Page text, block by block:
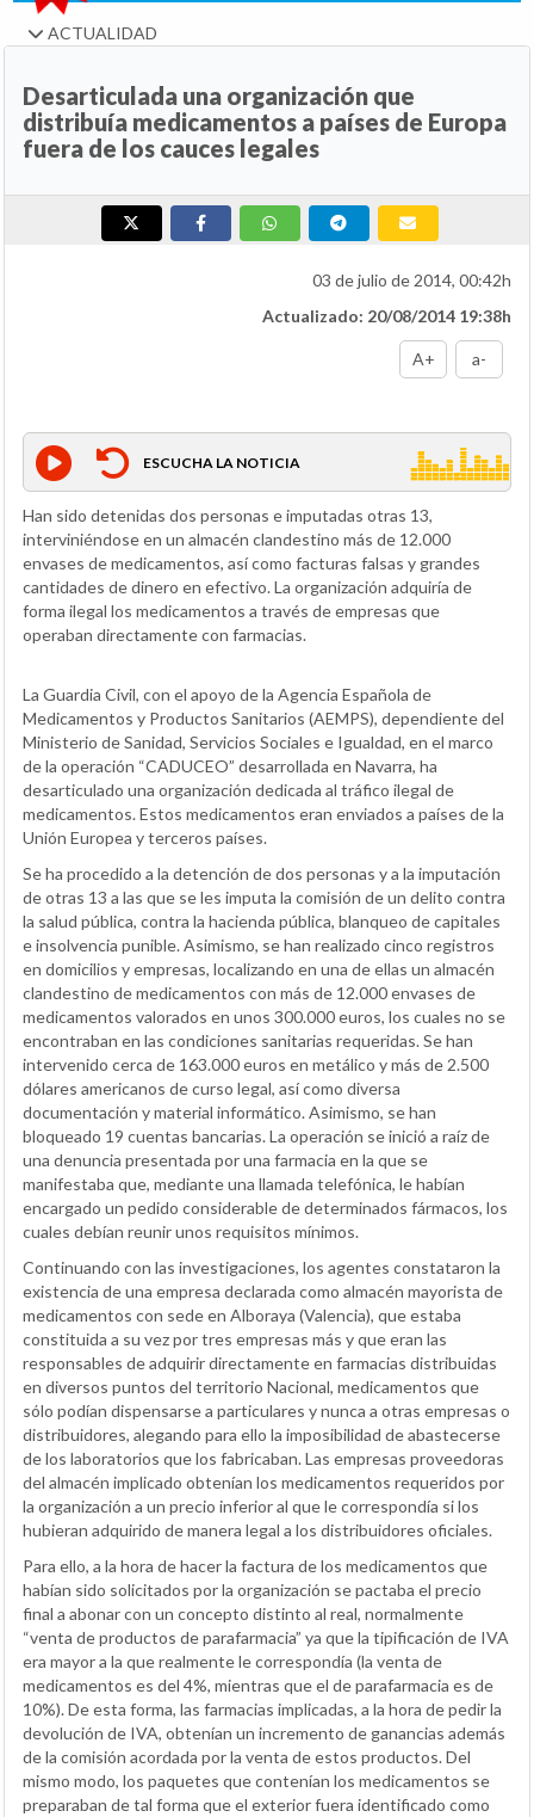
ACTUALIDAD
Desarticulada una organización que
distribuía medicamentos a países de Europa
fuera de los cauces legales
03 de julio de 2014, 00:42h
Actualizado: 20/08/2014 19:38h
A+ a-
ESCUCHA LA NOTICIA
Han sido detenidas dos personas e imputadas otras 13,
interviniéndose en un almacén clandestino más de 12.000
envases de medicamentos, así como facturas falsas y grandes
cantidades de dinero en efectivo. La organización adquiría de
forma ilegal los medicamentos a través de empresas que
operaban directamente con farmacias.
La Guardia Civil, con el apoyo de la Agencia Española de
Medicamentos y Productos Sanitarios (AEMPS), dependiente del
Ministerio de Sanidad, Servicios Sociales e Igualdad, en el marco
de la operación “CADUCEO” desarrollada en Navarra, ha
desarticulado una organización dedicada al tráfico ilegal de
medicamentos. Estos medicamentos eran enviados a países de la
Unión Europea y terceros países.
Se ha procedido a la detención de dos personas y a la imputación
de otras 13 a las que se les imputa la comisión de un delito contra
la salud pública, contra la hacienda pública, blanqueo de capitales
e insolvencia punible. Asimismo, se han realizado cinco registros
en domicilios y empresas, localizando en una de ellas un almacén
clandestino de medicamentos con más de 12.000 envases de
medicamentos valorados en unos 300.000 euros, los cuales no se
encontraban en las condiciones sanitarias requeridas. Se han
intervenido cerca de 163.000 euros en metálico y más de 2.500
dólares americanos de curso legal, así como diversa
documentación y material informático. Asimismo, se han
bloqueado 19 cuentas bancarias. La operación se inició a raíz de
una denuncia presentada por una farmacia en la que se
manifestaba que, mediante una llamada telefónica, le habían
encargado un pedido considerable de determinados fármacos, los
cuales debían reunir unos requisitos mínimos.
Continuando con las investigaciones, los agentes constataron la
existencia de una empresa declarada como almacén mayorista de
medicamentos con sede en Alboraya (Valencia), que estaba
constituida a su vez por tres empresas más y que eran las
responsables de adquirir directamente en farmacias distribuidas
en diversos puntos del territorio Nacional, medicamentos que
sólo podían dispensarse a particulares y nunca a otras empresas o
distribuidores, alegando para ello la imposibilidad de abastecerse
de los laboratorios que los fabricaban. Las empresas proveedoras
del almacén implicado obtenían los medicamentos requeridos por
la organización a un precio inferior al que le correspondía si los
hubieran adquirido de manera legal a los distribuidores oficiales.
Para ello, a la hora de hacer la factura de los medicamentos que
habían sido solicitados por la organización se pactaba el precio
final a abonar con un concepto distinto al real, normalmente
“venta de productos de parafarmacia” ya que la tipificación de IVA
era mayor a la que realmente le correspondía (la venta de
medicamentos es del 4%, mientras que el de parafarmacia es de
10%). De esta forma, las farmacias implicadas, a la hora de pedir la
devolución de IVA, obtenían un incremento de ganancias además
de la comisión acordada por la venta de estos productos. Del
mismo modo, los paquetes que contenían los medicamentos se
preparaban de tal forma que el exterior fuera identificado como